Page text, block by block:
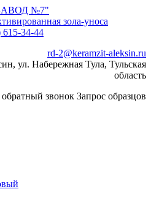
№7"
зола-уноса
615-34-44
rd-2@keramzit-aleksin.ru
ул. Набережная Тула, Тульская
область
обратный звонок Запрос образцов